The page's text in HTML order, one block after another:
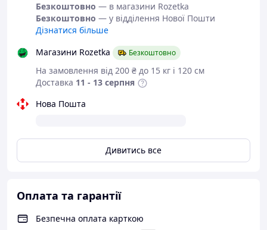
Якісне взуття від
українського
виробника
Шкіряні
напівчеревики
Одна з переваг - цілісна, стійка до
стирання, не вимагає "профілактики"
підошва.
розрахована для осінньої або весняної
негоди. У такому взутті буде зручно і
комфортно.
Якісна, м'яка, натуральна шкіра і зручна
Безкоштовно — в магазини Rozetka
Безкоштовно — у відділення Нової Пошти
Дізнатися більше
Магазини Rozetka
Безкоштовно
На замовлення від 200 ₴ до 15 кг і 120 см
Доставка 11 - 13 серпня
Нова Пошта
Дивитись все
Оплата та гарантії
Безпечна оплата карткою